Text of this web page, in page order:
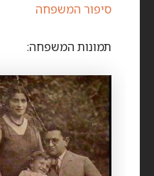
סיפור המשפחה
תמונות המשפחה: